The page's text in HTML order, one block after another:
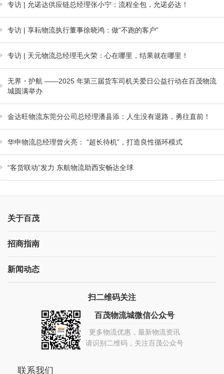
专访 | 允诺达供应链总经理张小宁：流程全包，允诺必达！
专访 | 享耘物流执行董事徐晓鸿：做“不跑的客户”
专访 | 天元物流总经理毛火荣：心在哪里，结果就在哪里！
无界・护航 ——2025 年第三届货车司机关爱日公益行动在百茂物流
城圆满举办
金达旺物流东莞分公司总经理潘县添：人生没有退路，勇往直前！
华申物流总经理曾火亮： “超长待机”，打造良性循环模式
“客货联动”发力 东航物流助西安畅达全球
关于百茂
招商指南
新闻动态
扫二维码关注
百茂物流城微信公众号
更多物流优惠，最新物流资讯
请识别二维码，关注百茂公众号
联系我们